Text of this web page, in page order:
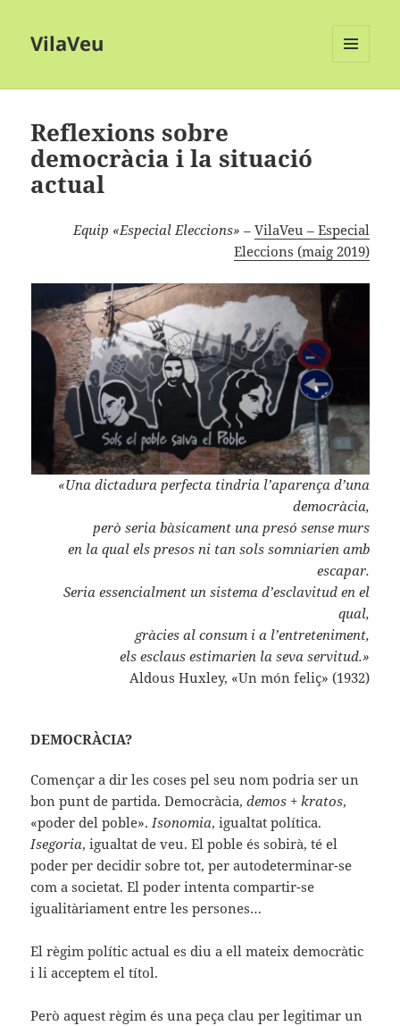
VilaVeu
Reflexions sobre
democràcia i la situació
actual
Equip «Especial Eleccions» – VilaVeu – Especial
Eleccions (maig 2019)
«Una dictadura perfecta tindria l’aparença d’una
democràcia,
però seria bàsicament una presó sense murs
en la qual els presos ni tan sols somniarien amb
escapar.
Seria essencialment un sistema d’esclavitud en el
qual,
gràcies al consum i a l’entreteniment,
els esclaus estimarien la seva servitud.»
Aldous Huxley, «Un món feliç» (1932)
DEMOCRÀCIA?
Començar a dir les coses pel seu nom podria ser un
bon punt de partida. Democràcia,demos +kratos,
«poder del poble».Isonomia, igualtat política.
Isegoria, igualtat de veu. El poble és sobirà, té el
poder per decidir sobre tot, per autodeterminar-se
com a societat. El poder intenta compartir-se
igualitàriament entre les persones…
El règim polític actual es diu a ell mateix democràtic
i li acceptem el títol.
Però aquest règim és una peça clau per legitimar un